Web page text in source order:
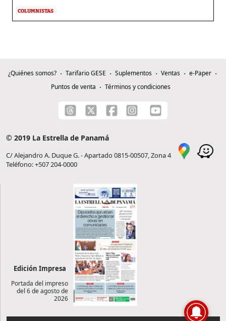
COLUMNISTAS
¿Quiénes somos? Tarifario GESE Suplementos Ventas
e-Paper
Puntos de venta
Términos y condiciones
© 2019 La Estrella de Panamá
C/ Alejandro A. Duque G. - Apartado 0815-00507, Zona 4
Teléfono: +507 204-0000
Edición Impresa
Portada del impreso
del 6 de agosto de
2026